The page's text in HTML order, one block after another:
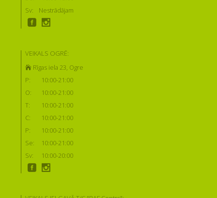
Sv:
Nestrādājam
VEIKALS OGRĒ:
Rīgas iela 23, Ogre
P:
10:00-21:00
O:
10:00-21:00
T:
10:00-21:00
C:
10:00-21:00
P:
10:00-21:00
Se:
10:00-21:00
Sv:
10:00-20:00